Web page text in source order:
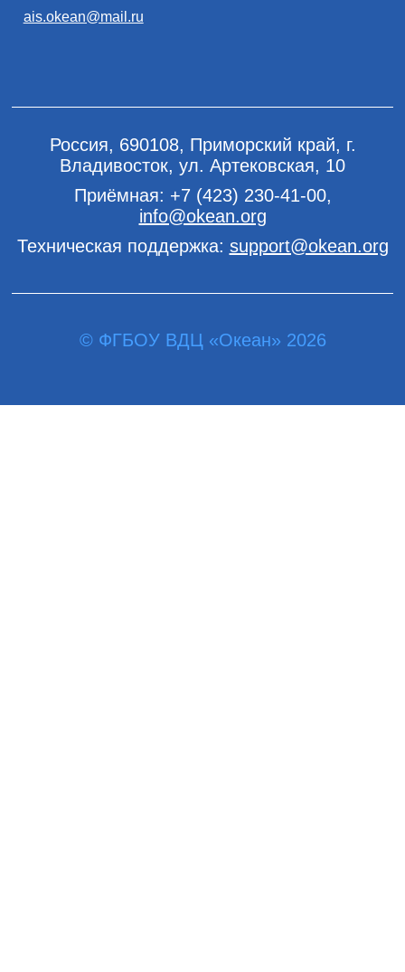
ais.okean@mail.ru
Россия, 690108, Приморский край, г.
Владивосток, ул. Артековская, 10
Приёмная: +7 (423) 230-41-00,
info@okean.org
Техническая поддержка: support@okean.org
© ФГБОУ ВДЦ «Океан» 2026